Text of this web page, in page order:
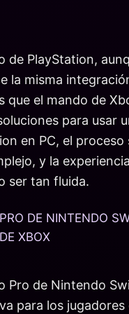
de PlayStation,
la misma
que el mando de
para usar
en PC, el proceso
y la
ser tan fluida.
DE NINTENDO
XBOX
Pro de Nintendo
para los jugadores